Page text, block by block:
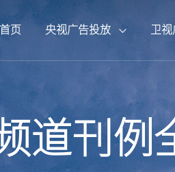
首页 央视广告投放
CCTV5体育频道
卫
山东卫视
拍摄制作套装
宣传片案例
公司资讯
人才招聘道刊例